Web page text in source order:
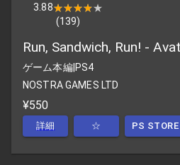
3.88★★★★★
★★★★★
(139)
Run, Sandwich, Run! -
ゲーム本編| PS4
NOSTRA GAMES LTD
¥550
詳細 ☆ PS STORE